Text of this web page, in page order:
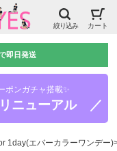
絞り込み カート
即日発送
ポンガチャ搭載✨
ニューアル ／
1day(エバーカラーワンデー)